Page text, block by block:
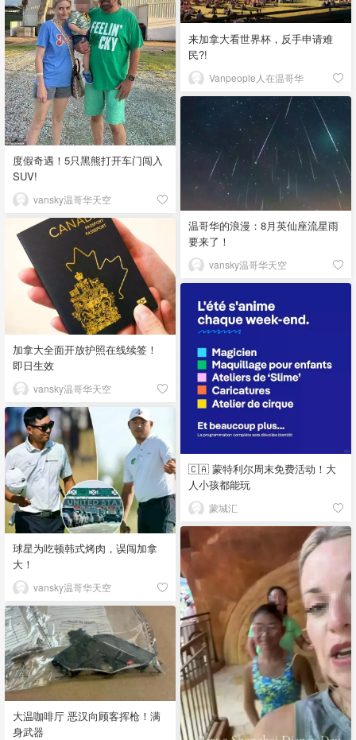
来加拿大看世界杯，反手申请难
民?!
Vanpeople人在温哥华
度假奇遇！5只黑熊打开车门闯入
SUV!
vansky温哥华天空
温哥华的浪漫：8月英仙座流星雨
要来了！
vansky温哥华天空
加拿大全面开放护照在线续签！
即日生效
vansky温哥华天空
🇨🇦 蒙特利尔周末免费活动！大
人小孩都能玩
蒙城汇
球星为吃顿韩式烤肉，误闯加拿
大！
vansky温哥华天空
大温咖啡厅 恶汉向顾客挥枪！满
身武器